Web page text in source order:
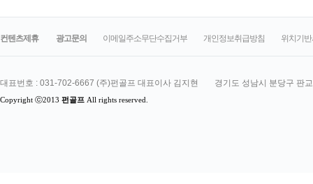
컨텐츠제휴 광고문의 이메일주소무단수집거부 개인정보취급방침 위치기
대표번호 : 031-702-6667 (주)펀골프 대표이사 김지현 경기도 성남시 분당구 판
Copyright ⓒ2013 펀골프 All rights reserved.